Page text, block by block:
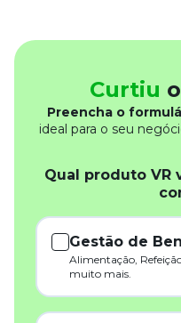
Curtiu
Preencha o
ideal para o seu
Qual produto VR
Gestão de
Alimentação,
muito mais.